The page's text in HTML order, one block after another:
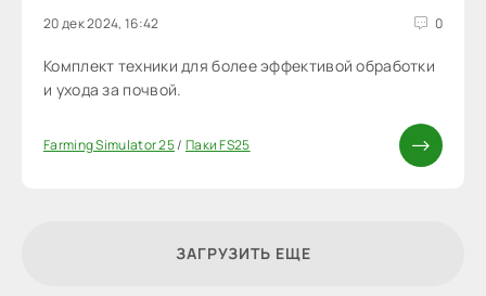
20 дек 2024, 16:42 0
Комплект техники для более эффективой обработки
и ухода за почвой.
Farming Simulator 25/ Паки FS25
ЗАГРУЗИТЬ ЕЩЕ